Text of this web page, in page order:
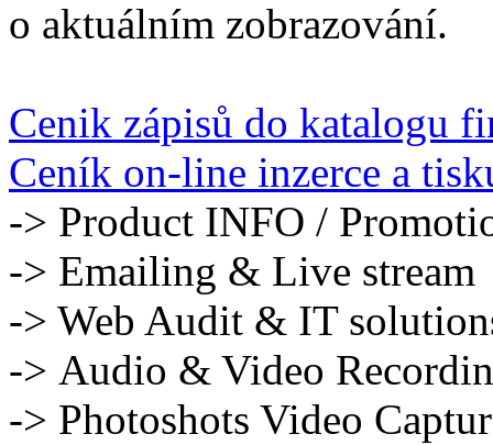
o aktuálním zobrazování.
Cenik zápisů do katalogu
Ceník on-line inzerce a
-> Product INFO /
-> Emailing & Live stream
-> Web Audit & IT
-> Audio & Video
-> Photoshots Video